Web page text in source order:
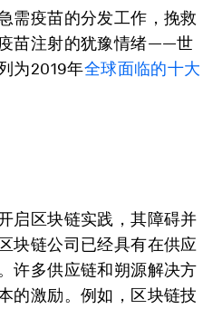
需疫苗的分发工作，挽救
苗注射的犹豫情绪——世
为2019年全球面临的十大
启区块链实践，其障碍并
块链公司已经具有在供应
许多供应链和朔源解决方
的激励。例如，区块链技